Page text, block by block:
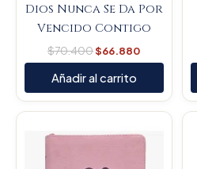
Dios Nunca Se Da Por
Vencido Contigo
$70.400$66.880
Añadir al carrito
price
Current
is: